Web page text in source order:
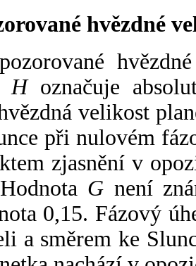
hvězdné
Hoznačuje
velikost
při nulovém
zjasnění v
G není
0,15. Fázový
a směrem ke